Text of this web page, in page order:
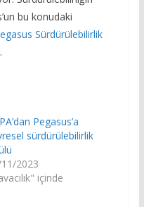
bu konudaki
Sürdürülebilirlik
Pegasus’a
sürdürülebilirlik
2023
içinde